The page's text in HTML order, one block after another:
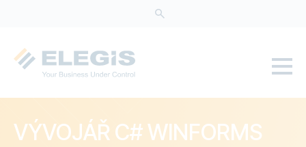
VÝVOJÁŘ C# WINFORMS